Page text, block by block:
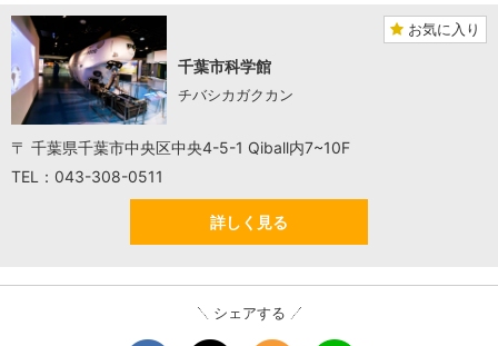
お気に入り
千葉市科学館
チバシカガクカン
〒 千葉県千葉市中央区中央4-5-1 Qiball内7~10F
TEL：043-308-0511
詳しく見る
シェアする